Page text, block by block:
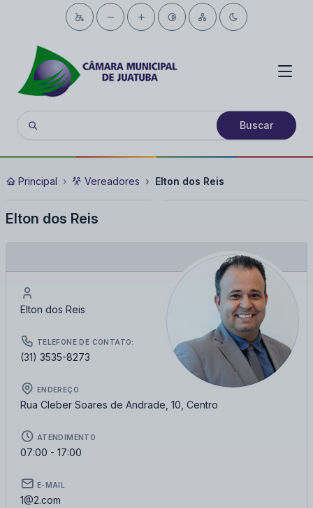
Buscar
Principal Vereadores Elton dos Reis
Elton dos Reis
Elton dos Reis
TELEFONE DE CONTATO:
(31) 3535-8273
ENDEREÇO
Rua Cleber Soares de Andrade, 10, Centro
ATENDIMENTO
07:00 - 17:00
E-MAIL
1@2.com